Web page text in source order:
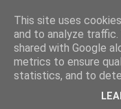
28 Αυγούστου 2021
This site uses
and to analyze traffic.
shared with Google
metrics to ensure
statistics, and to